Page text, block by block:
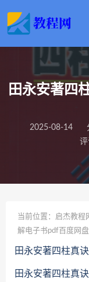
田永安著四
2025-08-14
评
当前位置： 启杰教程
解电子书pdf百度网
田永安著四柱真
田永安著四柱真